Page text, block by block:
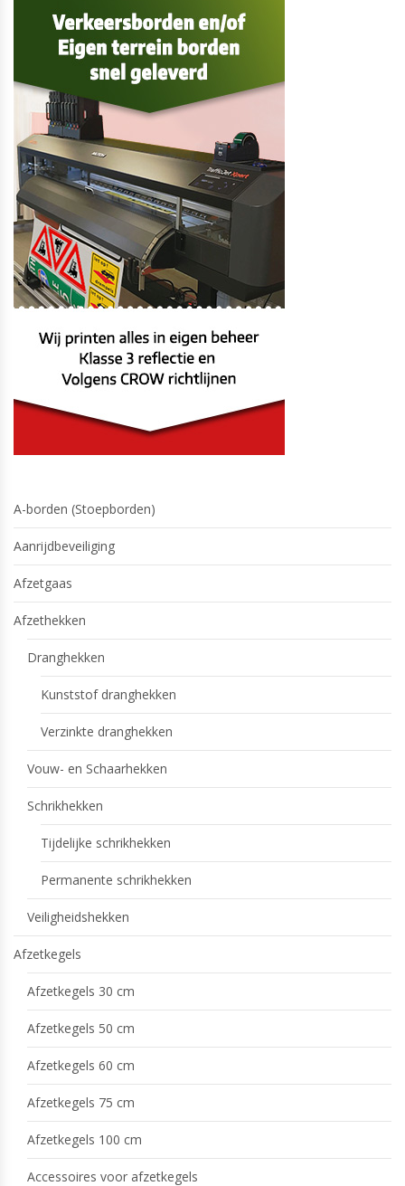
A-borden (Stoepborden)
Aanrijdbeveiliging
Afzetgaas
Afzethekken
Dranghekken
Kunststof dranghekken
Verzinkte dranghekken
Vouw- en Schaarhekken
Schrikhekken
Tijdelijke schrikhekken
Permanente schrikhekken
Veiligheidshekken
Afzetkegels
Afzetkegels 30 cm
Afzetkegels 50 cm
Afzetkegels 60 cm
Afzetkegels 75 cm
Afzetkegels 100 cm
Accessoires voor afzetkegels